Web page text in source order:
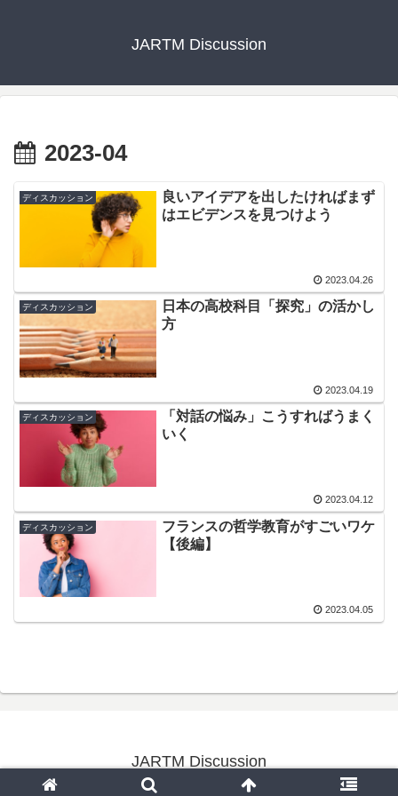
JARTM Discussion
2023-04
ディスカッション
良いアイデアを出したければまず
はエビデンスを見つけよう
2023.04.26
ディスカッション
日本の高校科目「探究」の活かし
方
2023.04.19
ディスカッション
「対話の悩み」こうすればうまく
いく
2023.04.12
ディスカッション
フランスの哲学教育がすごいワケ
【後編】
2023.04.05
JARTM Discussion
© 2023 JARTM Discussion.